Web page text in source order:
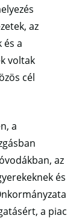
az
és a
voltak
cél
a
az
és
a piac